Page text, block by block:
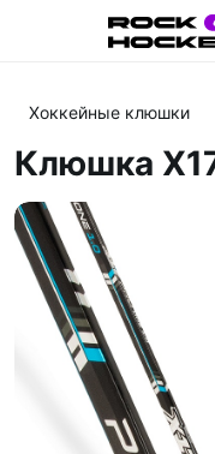
Хоккейные клюшки
Клюшка X17